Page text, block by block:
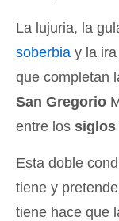
La lujuria, la
soberbia y la
que completan
San Gregorio
entre los siglos
Esta doble
tiene y
tiene hace que